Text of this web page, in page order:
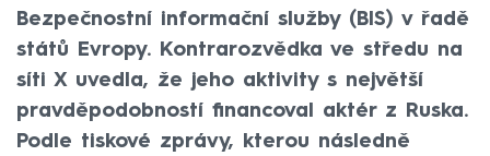
Bezpečnostní informační služby (BIS) v řadě
států Evropy. Kontrarozvědka ve středu na
síti X uvedla, že jeho aktivity s největší
pravděpodobností financoval aktér z Ruska.
Podle tiskové zprávy, kterou následně